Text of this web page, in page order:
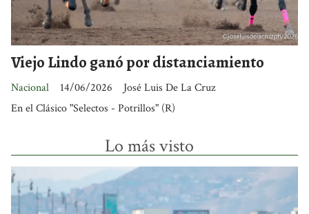
Viejo Lindo ganó por distanciamiento
José Luis De La Cruz
Nacional
14/06/2026
En el Clásico "Selectos - Potrillos" (R)
Lo más visto